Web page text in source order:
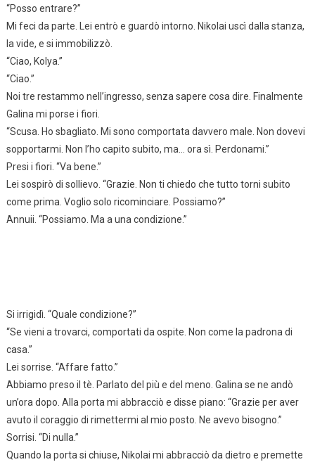
“Posso entrare?”
Mi feci da parte. Lei entrò e guardò intorno. Nikolai uscì dalla stanza,
la vide, e si immobilizzò.
“Ciao, Kolya.”
“Ciao.”
Noi tre restammo nell’ingresso, senza sapere cosa dire. Finalmente
Galina mi porse i fiori.
“Scusa. Ho sbagliato. Mi sono comportata davvero male. Non dovevi
sopportarmi. Non l’ho capito subito, ma… ora sì. Perdonami.”
Presi i fiori. “Va bene.”
Lei sospirò di sollievo. “Grazie. Non ti chiedo che tutto torni subito
come prima. Voglio solo ricominciare. Possiamo?”
Annuii. “Possiamo. Ma a una condizione.”
Si irrigidì. “Quale condizione?”
“Se vieni a trovarci, comportati da ospite. Non come la padrona di
casa.”
Lei sorrise. “Affare fatto.”
Abbiamo preso il tè. Parlato del più e del meno. Galina se ne andò
un’ora dopo. Alla porta mi abbracciò e disse piano: “Grazie per aver
avuto il coraggio di rimettermi al mio posto. Ne avevo bisogno.”
Sorrisi. “Di nulla.”
Quando la porta si chiuse, Nikolai mi abbracciò da dietro e premette